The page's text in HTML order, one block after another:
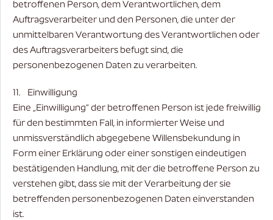
betroffenen Person, dem Verantwortlichen, dem
Auftragsverarbeiter und den Personen, die unter der
unmittelbaren Verantwortung des Verantwortlichen oder
des Auftragsverarbeiters befugt sind, die
personenbezogenen Daten zu verarbeiten.
11. Einwilligung
Eine „Einwilligung“ der betroffenen Person ist jede freiwillig
für den bestimmten Fall, in informierter Weise und
unmissverständlich abgegebene Willensbekundung in
Form einer Erklärung oder einer sonstigen eindeutigen
bestätigenden Handlung, mit der die betroffene Person zu
verstehen gibt, dass sie mit der Verarbeitung der sie
betreffenden personenbezogenen Daten einverstanden
ist.